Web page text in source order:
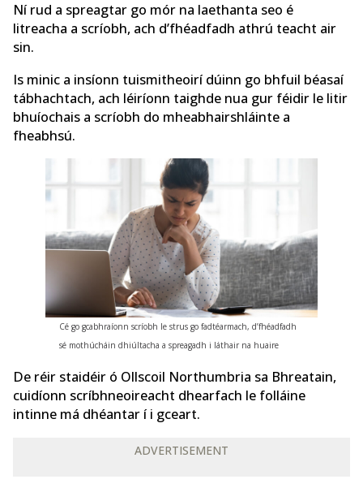
Ní rud a spreagtar go mór na laethanta seo é
litreacha a scríobh, ach d’fhéadfadh athrú teacht air
sin.
Is minic a insíonn tuismitheoirí dúinn go bhfuil béasaí
tábhachtach, ach léiríonn taighde nua gur féidir le litir
bhuíochais a scríobh do mheabhairshláinte a
fheabhsú.
Cé go gcabhraíonn scríobh le strus go fadtéarmach, d’fhéadfadh
sé mothúcháin dhiúltacha a spreagadh i láthair na huaire
De réir staidéir ó Ollscoil Northumbria sa Bhreatain,
cuidíonn scríbhneoireacht dhearfach le folláine
intinne má dhéantar í i gceart.
ADVERTISEMENT